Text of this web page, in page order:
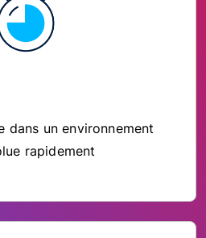
dans un environnement
rapidement